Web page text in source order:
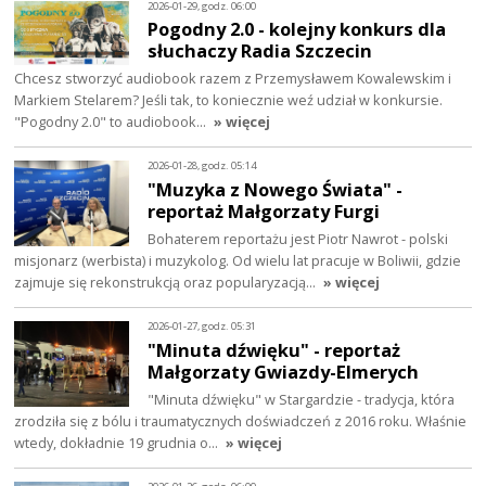
2026-01-29, godz. 06:00
Pogodny 2.0 - kolejny konkurs dla
słuchaczy Radia Szczecin
Chcesz stworzyć audiobook razem z Przemysławem Kowalewskim i
Markiem Stelarem? Jeśli tak, to koniecznie weź udział w konkursie.
"Pogodny 2.0" to audiobook… » więcej
2026-01-28, godz. 05:14
"Muzyka z Nowego Świata" -
reportaż Małgorzaty Furgi
Bohaterem reportażu jest Piotr Nawrot - polski
misjonarz (werbista) i muzykolog. Od wielu lat pracuje w Boliwii, gdzie
zajmuje się rekonstrukcją oraz popularyzacją… » więcej
2026-01-27, godz. 05:31
"Minuta dźwięku" - reportaż
Małgorzaty Gwiazdy-Elmerych
"Minuta dźwięku" w Stargardzie - tradycja, która
zrodziła się z bólu i traumatycznych doświadczeń z 2016 roku. Właśnie
wtedy, dokładnie 19 grudnia o… » więcej